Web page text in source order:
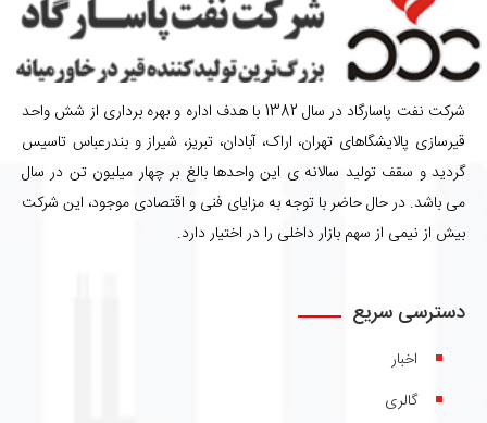
شرکت نفت پاسارگاد در سال 1382 با هدف اداره و بهره برداری از شش واحد
قیرسازی پالایشگاهای تهران، اراک، آبادان، تبریز، شیراز و بندرعباس تاسیس
گردید و سقف تولید سالانه ی این واحدها بالغ بر چهار میلیون تن در سال
می باشد. در حال حاضر با توجه به مزایای فنی و اقتصادی موجود، این شرکت
بیش از نیمی از سهم بازار داخلی را در اختیار دارد.
دسترسی سریع
اخبار
گالری